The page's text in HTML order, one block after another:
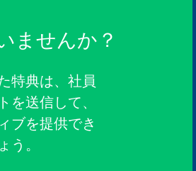
ませんか？
特典は、社員
送信して、
ブを提供でき
う。